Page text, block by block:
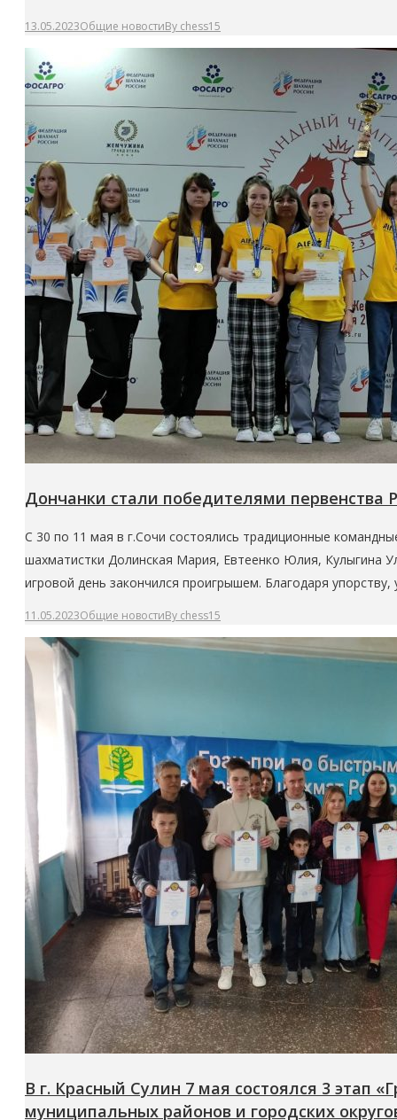
13.05.2023Общие новостиBy chess15
Дончанки стали победителями
С 30 по 11 мая в г.Сочи состоялись традиционные
шахматистки Долинская Мария, Евтеенко Юлия, Кулыгина
игровой день закончился проигрышем. Благодаря
11.05.2023Общие новостиBy chess15
В г. Красный Сулин 7 мая состоялся 3 этап
муниципальных районов и городских